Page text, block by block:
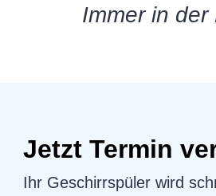
Immer in der
Jetzt Termin
Ihr Geschirrspüler wird